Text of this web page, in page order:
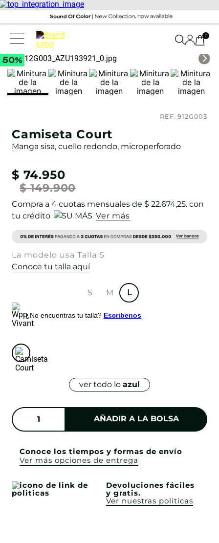
0
REF:912G003
Camiseta Court
Manga sisa, cuello redondo, microperforado
$ 74.950
$ 149.900
Compra a 4 cuotas mensuales de $ 22.674,25. con
tu crédito
Ver más
La modelo usa Talla S
Conoce tu talla aquí
S M L
¿No encuentras tu talla? Escribenos
ver todo lo azul
AÑADIR A LA BOLSA
Conoce los tiempos y formas de envío
Ver más opciones de entrega
Devoluciones fáciles
y gratis.
Ver nuestras politicas